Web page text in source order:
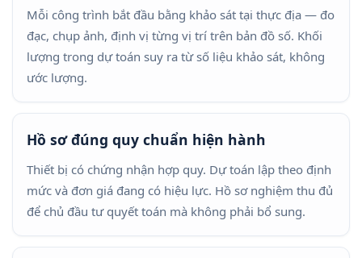
Mỗi công trình bắt đầu bằng khảo sát tại thực địa — đo
đạc, chụp ảnh, định vị từng vị trí trên bản đồ số. Khối
lượng trong dự toán suy ra từ số liệu khảo sát, không
ước lượng.
Hồ sơ đúng quy chuẩn hiện hành
Thiết bị có chứng nhận hợp quy. Dự toán lập theo định
mức và đơn giá đang có hiệu lực. Hồ sơ nghiệm thu đủ
để chủ đầu tư quyết toán mà không phải bổ sung.